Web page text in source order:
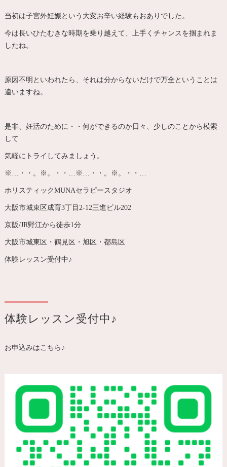
当初は子宮外妊娠という大変お辛い経験もおありでした。
今は長いひたむきな時期を乗り越えて、上手くチャンスを掴まれま
したね。
原因不明といわれたら、それは分からないだけで万全ということは
違いますね。
是非、妊活のために・・何ができるのか日々、少しのことから模索
して
気軽にトライしてみましょう。
※…・・。※。・・…※…・・。※。・・…
ホリスティックMUNAセラピースタジオ
大阪市城東区成育3丁目2-12三進ビル202
京阪/JR野江から徒歩1分
大阪市城東区・鶴見区・旭区・都島区
体験レッスン受付中♪
体験レッスン受付中♪
お申込みはこちら♪